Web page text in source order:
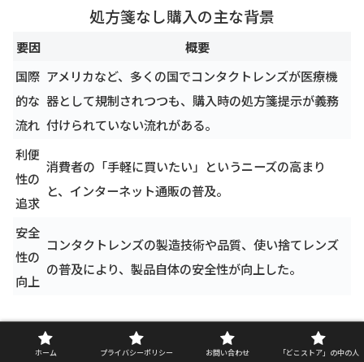
処方箋なし購入の主な背景
要因
概要
国際
的な
流れ
アメリカなど、多くの国でコンタクトレンズが医療機
器として規制されつつも、購入時の処方箋提示が義務
付けられていない流れがある。
利便
性の
追求
消費者の「手軽に買いたい」というニーズの高まり
と、インターネット通販の普及。
安全
性の
向上
コンタクトレンズの製造技術や品質、使い捨てレンズ
の普及により、製品自体の安全性が向上した。
ただし、ここで重要なのは、「処方箋なしで買
ホーム プライバシーポリシー お問い合わせ 「どこストア」の中の人